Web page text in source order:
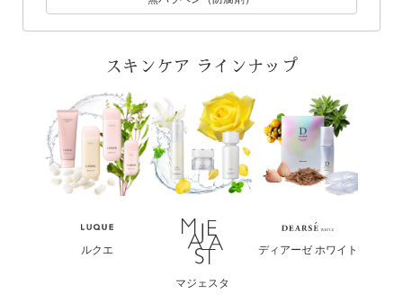
スキンケア ラインナップ
ルクエ
マジェスタ
ディアーゼ ホワイト